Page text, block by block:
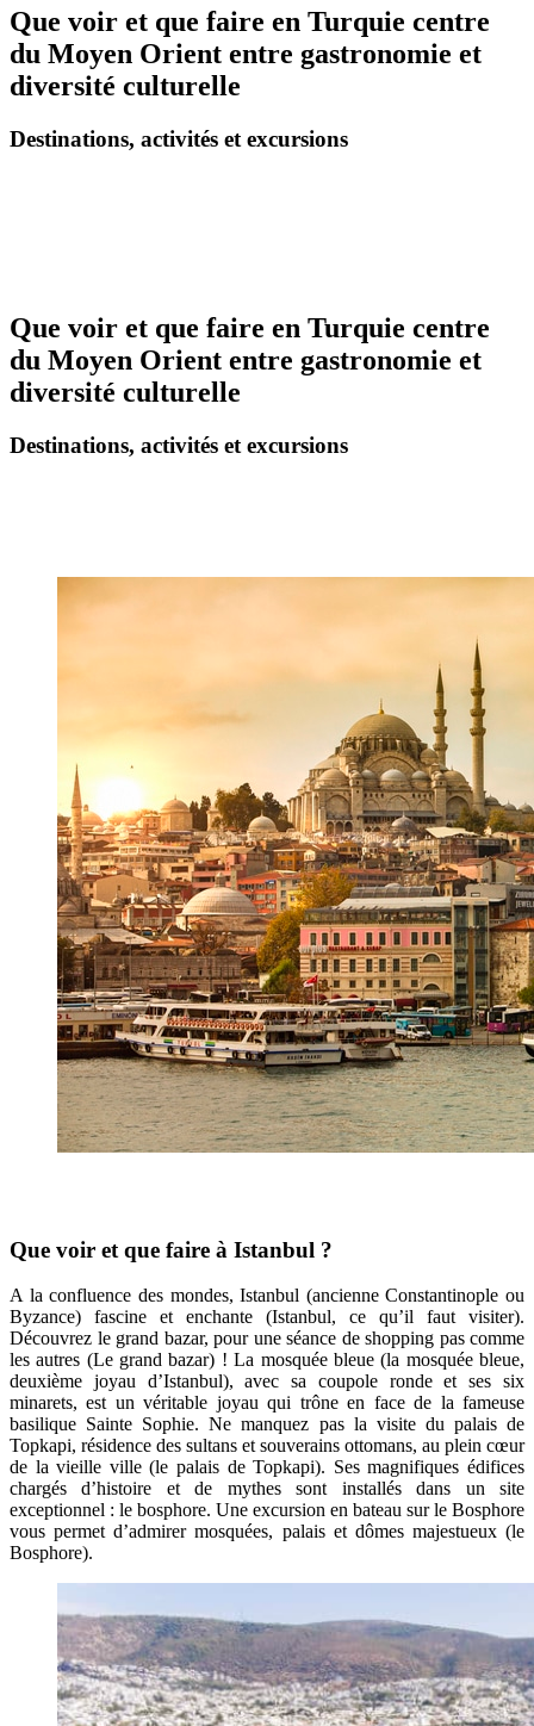
Que voir et que faire en Turquie centre
du Moyen Orient entre gastronomie et
diversité culturelle
Destinations, activités et excursions
Que voir et que faire en Turquie centre
du Moyen Orient entre gastronomie et
diversité culturelle
Destinations, activités et excursions
Que voir et que faire à Istanbul ?
A la confluence des mondes, Istanbul (ancienne Constantinople ou
Byzance) fascine et enchante (Istanbul, ce qu’il faut visiter).
Découvrez le grand bazar, pour une séance de shopping pas comme
les autres (Le grand bazar) ! La mosquée bleue (la mosquée bleue,
deuxième joyau d’Istanbul), avec sa coupole ronde et ses six
minarets, est un véritable joyau qui trône en face de la fameuse
basilique Sainte Sophie. Ne manquez pas la visite du palais de
Topkapi, résidence des sultans et souverains ottomans, au plein cœur
de la vieille ville (le palais de Topkapi). Ses magnifiques édifices
chargés d’histoire et de mythes sont installés dans un site
exceptionnel : le bosphore. Une excursion en bateau sur le Bosphore
vous permet d’admirer mosquées, palais et dômes majestueux (le
Bosphore).